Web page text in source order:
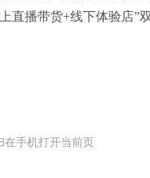
播带货+线下体验店”
在手机打开当前页